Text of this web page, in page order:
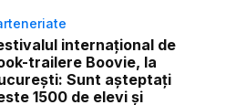
internațional de
trailere Boovie, la
Sunt așteptați
1500 de elevi și